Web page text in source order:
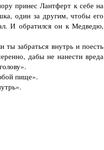
принес Лантферт к себе на
один за другим, чтобы его
И обратился он к Медведю,
забраться внутрь и поесть
дабы не нанести вреда
пище».